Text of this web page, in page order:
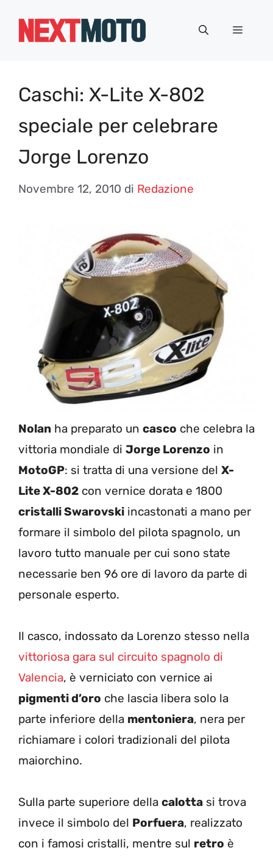
Menu
Caschi: X-Lite X-802
speciale per celebrare
Jorge Lorenzo
Novembre 12, 2010 di Redazione
Nolan ha preparato un casco che celebra la
vittoria mondiale di Jorge Lorenzo in
MotoGP: si tratta di una versione del X-
Lite X-802 con vernice dorata e 1800
cristalli Swarovski incastonati a mano per
formare il simbolo del pilota spagnolo, un
lavoro tutto manuale per cui sono state
necessarie ben 96 ore di lavoro da parte di
personale esperto.
Il casco, indossato da Lorenzo stesso nella
vittoriosa gara sul circuito spagnolo di
Valencia, è verniciato con vernice ai
pigmenti d’oro che lascia libera solo la
parte inferiore della mentoniera, nera per
richiamare i colori tradizionali del pilota
maiorchino.
Sulla parte superiore della calotta si trova
invece il simbolo del Porfuera, realizzato
con i famosi cristalli, mentre sul retro è